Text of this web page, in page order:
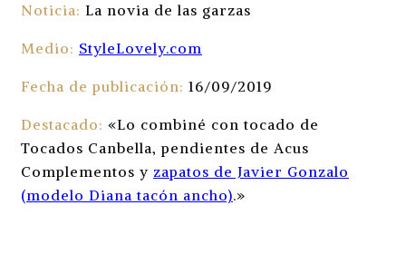
Noticia: La novia de las garzas
Medio: StyleLovely.com
Fecha de publicación: 16/09/2019
Destacado: «Lo combiné con tocado de
Tocados Canbella, pendientes de Acus
Complementos y zapatos de Javier Gonzalo
(modelo Diana tacón ancho).»